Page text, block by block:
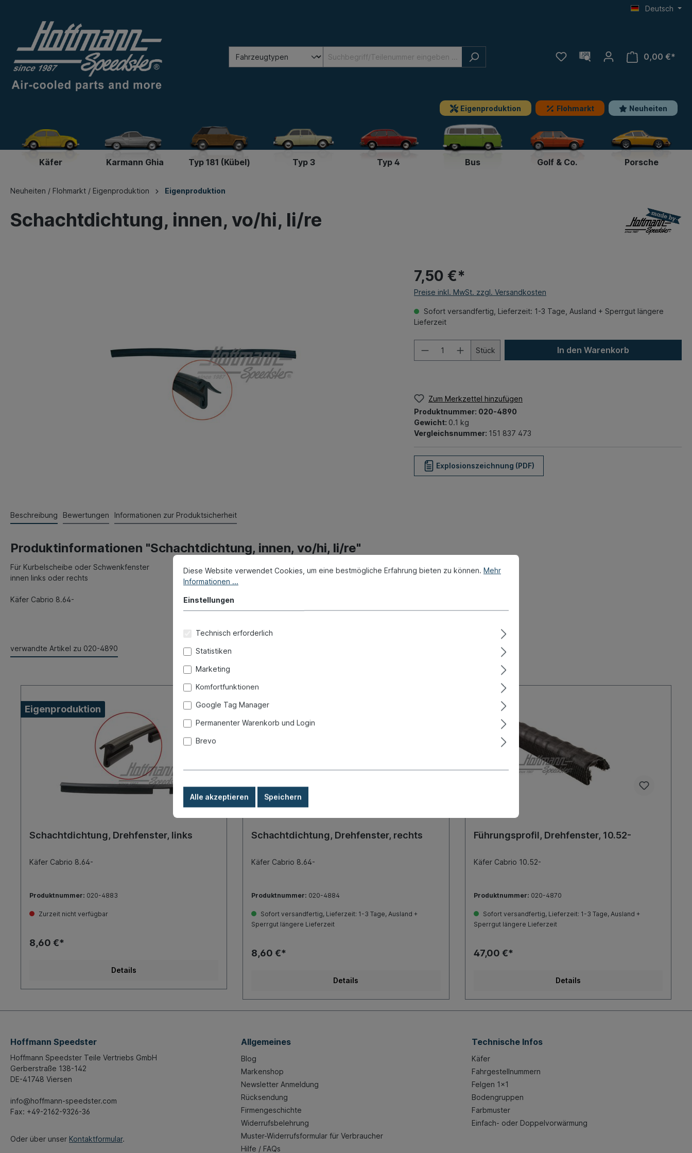
Deutsch
0,00 €*
Eigenproduktion Flohmarkt Neuheiten
Käfer Karmann Ghia Typ 181 (Kübel) Typ 3 Typ 4 Bus Golf & Co. Porsche
Neuheiten / Flohmarkt / Eigenproduktion Eigenproduktion
Schachtdichtung, innen, vo/hi, li/re
7,50 €*
Preise inkl. MwSt. zzgl. Versandkosten
Sofort versandfertig, Lieferzeit: 1-3 Tage, Ausland + Sperrgut längere
Lieferzeit
Stück In den Warenkorb
Zum Merkzettel hinzufügen
Produktnummer: 020-4890
Gewicht: 0.1 kg
Vergleichsnummer: 151 837 473
Explosionszeichnung (PDF)
Beschreibung Bewertungen Informationen zur Produktsicherheit
Produktinformationen "Schachtdichtung, innen, vo/hi, li/re"
Für Kurbelscheibe oder Schwenkfenster
innen links oder rechts
Käfer Cabrio 8.64-
verwandte Artikel zu 020-4890
Eigenproduktion
Schachtdichtung, Drehfenster, links
Käfer Cabrio 8.64-
Produktnummer: 020-4883
Zurzeit nicht verfügbar
8,60 €*
Details
Eigenproduktion
Schachtdichtung, Drehfenster, rechts
Käfer Cabrio 8.64-
Produktnummer: 020-4884
Sofort versandfertig, Lieferzeit: 1-3 Tage, Ausland +
Sperrgut längere Lieferzeit
8,60 €*
Details
Führungsprofil, Drehfenster, 10.52-
Käfer Cabrio 10.52-
Produktnummer: 020-4870
Sofort versandfertig, Lieferzeit: 1-3 Tage, Ausland +
Sperrgut längere Lieferzeit
47,00 €*
Details
Hoffmann Speedster
Hoffmann Speedster Teile Vertriebs GmbH
Gerberstraße 138-142
DE-41748 Viersen
info@hoffmann-speedster.com
Fax: +49-2162-9326-36
Oder über unser Kontaktformular.
Allgemeines
Blog
Markenshop
Newsletter Anmeldung
Rücksendung
Firmengeschichte
Widerrufsbelehrung
Muster-Widerrufsformular für Verbraucher
Hilfe / FAQs
Technische Infos
Käfer
Fahrgestellnummern
Felgen 1x1
Bodengruppen
Farbmuster
Einfach- oder Doppelvorwärmung
Diese Website verwendet Cookies, um eine bestmögliche Erfahrung bieten zu können. Mehr
Informationen ...
Einstellungen
Technisch erforderlich
Statistiken
Marketing
Komfortfunktionen
Google Tag Manager
Permanenter Warenkorb und Login
Brevo
Alle akzeptieren Speichern